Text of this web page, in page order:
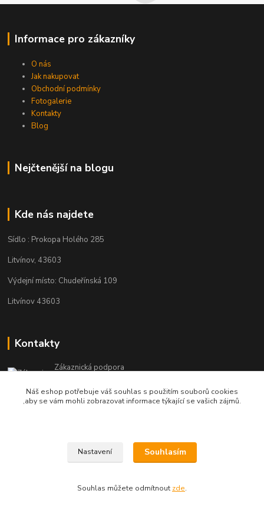
Informace pro zákazníky
O nás
Jak nakupovat
Obchodní podmínky
Fotogalerie
Kontakty
Blog
Nejčtenější na blogu
Kde nás najdete
Sídlo : Prokopa Holého 285
Litvínov, 43603
Výdejní místo: Chudeřínská 109
Litvínov 43603
Kontakty
Zákaznická podpora
(Po-Pá, 8-16 hod.)
Náš eshop potřebuje váš souhlas s použitím souborů cookies
,aby se vám mohli zobrazovat informace týkající se vašich zájmů.
Nastavení Souhlasím
Souhlas můžete odmítnout zde.